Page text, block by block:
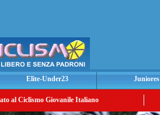
Elite-Under23 Juniores
al Ciclismo Giovanile Italiano